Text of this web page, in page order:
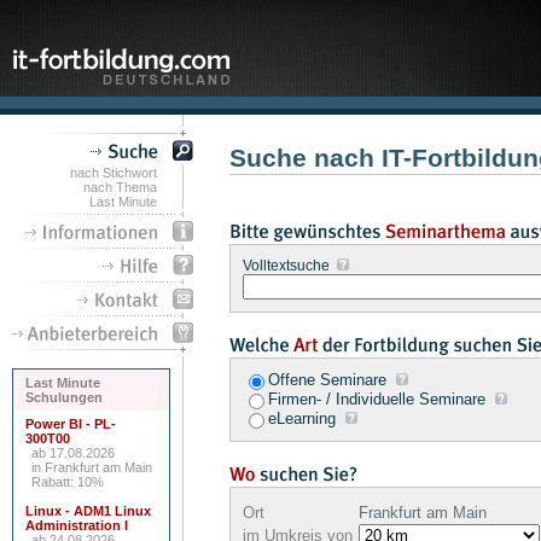
nach Stichwort
nach Thema
Last Minute
Last Minute
Schulungen
Power BI - PL-
300T00
ab 17.08.2026
in Frankfurt am Main
Rabatt: 10%
Linux - ADM1 Linux
Administration I
Suche nach IT-
Volltextsuche
Offene Seminare
Firmen- / Individuelle Seminare
eLearning
Ort
Frankfurt am Main
im Umkreis von